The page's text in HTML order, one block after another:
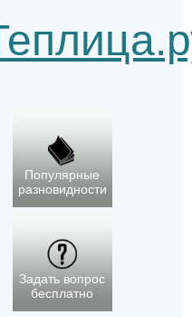
Популярные
разновидности
Задать вопрос
бесплатно